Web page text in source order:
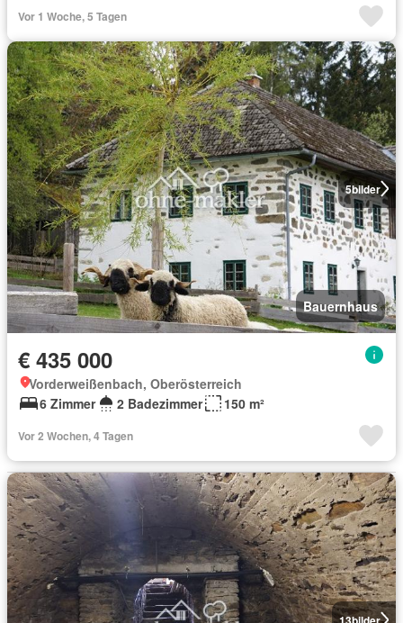
Vor 1 Woche, 5 Tagen
5bilder
Bauernhaus
€ 435 000
Vorderweißenbach, Oberösterreich
6 Zimmer
2 Badezimmer 150 m²
Vor 2 Wochen, 4 Tagen